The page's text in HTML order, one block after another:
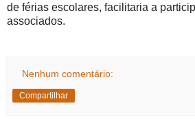
de férias escolares, facilitaria a
associados.
Nenhum comentário:
Compartilhar